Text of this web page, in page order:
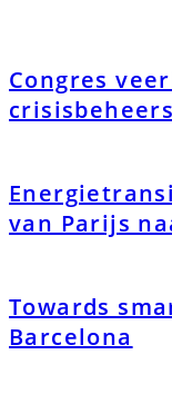
Congres
van Parijs
Towards
Barcelona